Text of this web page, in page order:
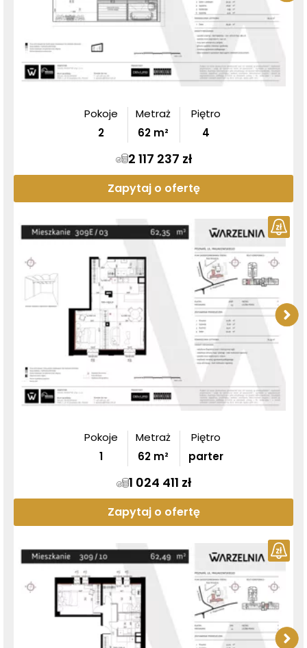
Pokoje
2
Metraż
62 m²
Piętro
4
2 117 237 zł
Zapytaj o ofertę
Pokoje
1
Metraż
62 m²
Piętro
parter
1 024 411 zł
Zapytaj o ofertę